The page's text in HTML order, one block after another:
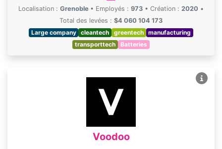
Localisation : Grenoble • Employés : 973 • Création : 2020 •
Total des levées : $4 060 104 173
Large company
cleantech greentech
manufacturing
transporttech
Batteries
Voodoo